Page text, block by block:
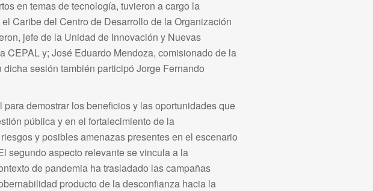
en temas de tecnología, tuvieron a cargo la
Caribe del Centro de Desarrollo de la Organización
jefe de la Unidad de Innovación y Nuevas
y; José Eduardo Mendoza, comisionado de la
sesión también participó Jorge Fernando
demostrar los beneficios y las oportunidades que
pública y en el fortalecimiento de la
y posibles amenazas presentes en el escenario
segundo aspecto relevante se vincula a la
de pandemia ha trasladado las campañas
producto de la desconfianza hacia la